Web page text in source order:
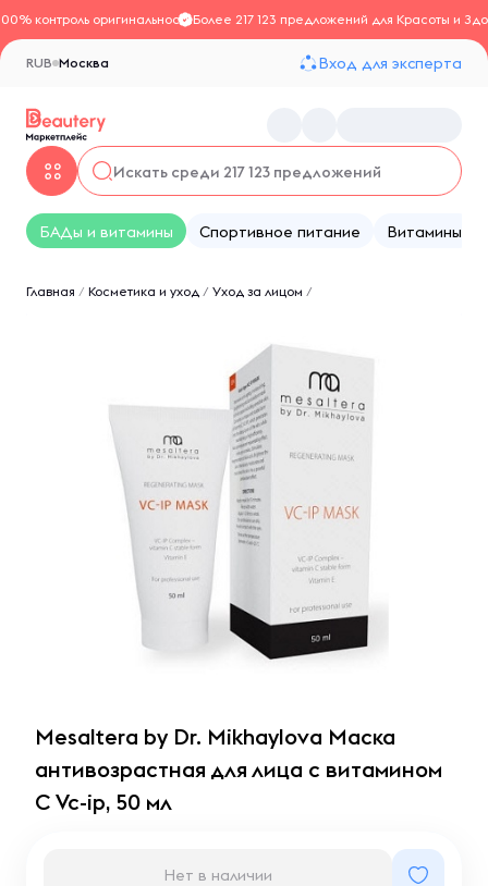
контроль оригинальностиБолее 217 123 предложений для Красоты и
Москва
RUB Вход для эксперта
БАДы и витамины Спортивное питание Витамины
Главная / Косметика и уход / Уход за лицом /
Mesaltera by Dr. Mikhaylova Маска
антивозрастная для лица с витамином
С Vc-ip, 50 мл
Нет в наличии